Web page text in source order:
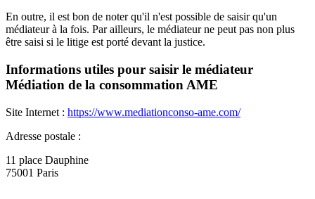
En outre, il est bon de noter qu'il n'est possible de saisir qu'un
médiateur à la fois. Par ailleurs, le médiateur ne peut pas non plus
être saisi si le litige est porté devant la justice.
Informations utiles pour saisir le médiateur
Médiation de la consommation AME
Site Internet : https://www.mediationconso-ame.com/
Adresse postale :
11 place Dauphine
75001 Paris